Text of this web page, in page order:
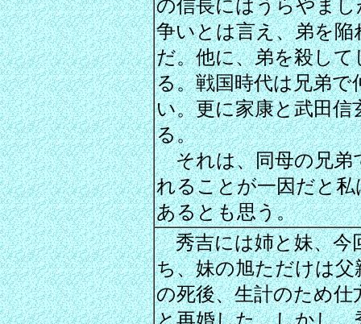
の信長にはうらやま
争いとは言え、弟を
だ。他に、弟を殺し
る。戦国時代は兄弟
い。更に家康と武田
る。
それは、同母の兄弟
れることが一因だと
あるとも思う。
秀吉には姉と妹、今
ち、妹の旭ただけは
の死後、生計のため